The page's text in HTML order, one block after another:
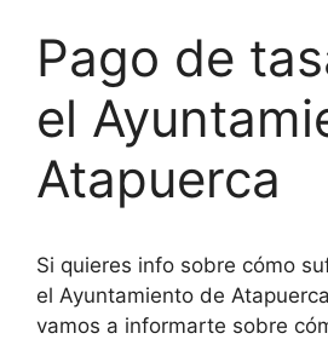
Pago de
el
Atapuerca
Si quieres info sobre cómo
el Ayuntamiento de
vamos a informarte sobre